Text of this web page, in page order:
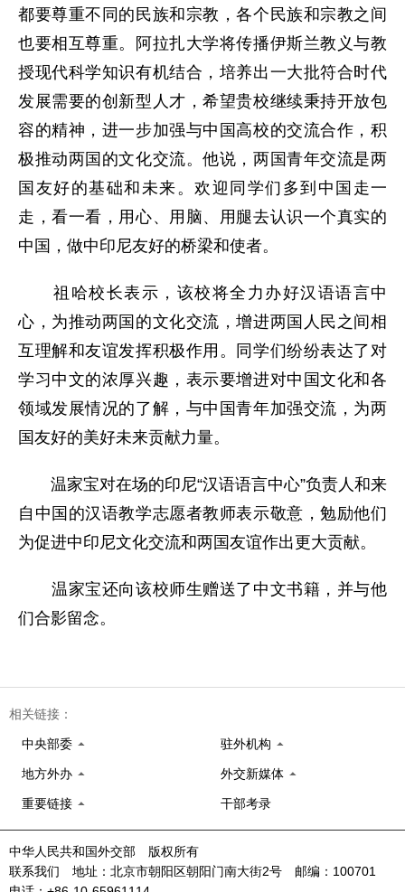
都要尊重不同的民族和宗教，各个民族和宗教之间
也要相互尊重。阿拉扎大学将传播伊斯兰教义与教
授现代科学知识有机结合，培养出一大批符合时代
发展需要的创新型人才，希望贵校继续秉持开放包
容的精神，进一步加强与中国高校的交流合作，积
极推动两国的文化交流。他说，两国青年交流是两
国友好的基础和未来。欢迎同学们多到中国走一
走，看一看，用心、用脑、用腿去认识一个真实的
中国，做中印尼友好的桥梁和使者。
祖哈校长表示，该校将全力办好汉语语言中
心，为推动两国的文化交流，增进两国人民之间相
互理解和友谊发挥积极作用。同学们纷纷表达了对
学习中文的浓厚兴趣，表示要增进对中国文化和各
领域发展情况的了解，与中国青年加强交流，为两
国友好的美好未来贡献力量。
温家宝对在场的印尼“汉语语言中心”负责人和来
自中国的汉语教学志愿者教师表示敬意，勉励他们
为促进中印尼文化交流和两国友谊作出更大贡献。
温家宝还向该校师生赠送了中文书籍，并与他
们合影留念。
相关链接：
中央部委 驻外机构
地方外办 外交新媒体
重要链接 干部考录
中华人民共和国外交部 版权所有
联系我们 地址：北京市朝阳区朝阳门南大街2号 邮编：100701